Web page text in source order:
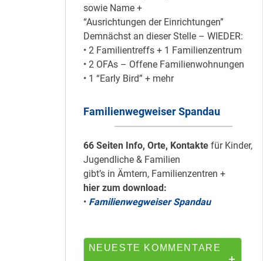
sowie Name +
“Ausrichtungen der Einrichtungen”
Demnächst an dieser Stelle – WIEDER:
• 2 Familientreffs + 1 Familienzentrum
• 2 OFAs – Offene Familienwohnungen
• 1 “Early Bird” + mehr
Familienwegweiser Spandau
66 Seiten Info, Orte, Kontakte für Kinder,
Jugendliche & Familien
gibt’s in Ämtern, Familienzentren +
hier zum download:
• Familienwegweiser Spandau
NEUESTE KOMMENTARE
Mit dem
“Redemobil” im
Kiez unterwegs …
Lokale Register-
Anlaufstelle in
Staaken
Silber für
Bildungsnetz